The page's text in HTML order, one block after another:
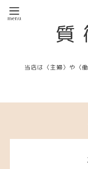
質
当店は〈主婦〉や〈